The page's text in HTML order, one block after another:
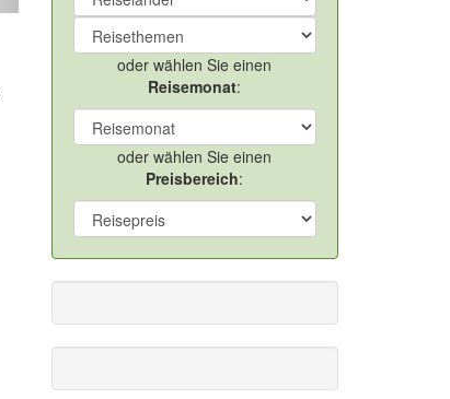
oder wählen Sie einen
Reisemonat:
oder wählen Sie einen
Preisbereich: